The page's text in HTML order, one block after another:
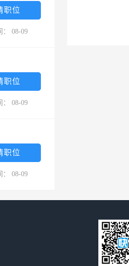
职位
： 08-09
职位
： 08-09
职位
： 08-09